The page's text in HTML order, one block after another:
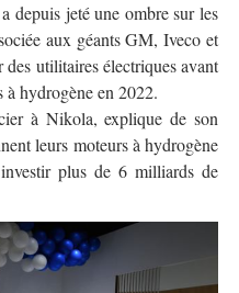
depuis jeté une ombre sur les
aux géants GM, Iveco et
utilitaires électriques avant
à hydrogène en 2022.
à Nikola, explique de son
leurs moteurs à hydrogène
plus de 6 milliards de